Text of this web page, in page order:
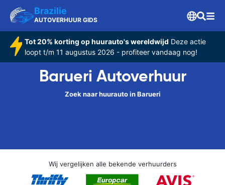
Brazilie
AUTOVERHUUR GIDS
Tot 20% korting op huurauto's wereldwijd Deze actie
loopt t/m 11 augustus 2026 - profiteer vandaag nog!
Barueri Autoverhuur
Zoek naar huurauto in Barueri
Wij vergelijken alle bekende verhuurders